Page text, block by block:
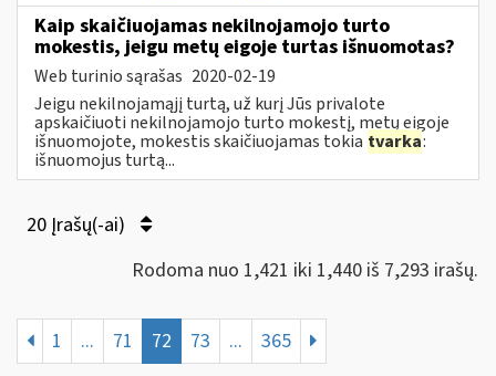
Kaip skaičiuojamas nekilnojamojo turto
mokestis, jeigu metų eigoje turtas išnuomotas?
Web turinio sąrašas 2020-02-19
Jeigu nekilnojamąjį turtą, už kurį Jūs privalote
apskaičiuoti nekilnojamojo turto mokestį, metų eigoje
išnuomojote, mokestis skaičiuojamas tokia tvarka:
išnuomojus turtą...
20 Įrašų(-ai)
Rodoma nuo 1,421 iki 1,440 iš 7,293 irašų.
1 ... 71 72 73 ... 365